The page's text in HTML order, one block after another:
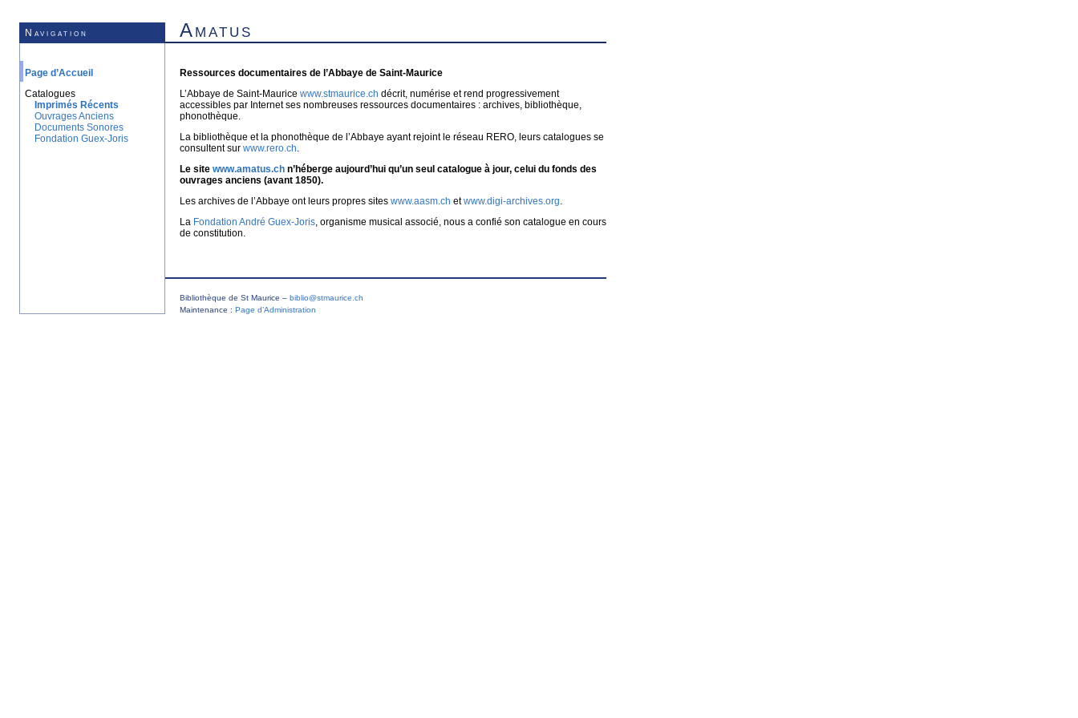
Navigation Amatus
Page d’Accueil
Catalogues
Imprimés Récents
Ouvrages Anciens
Documents Sonores
Fondation Guex-Joris
Ressources documentaires de l’Abbaye de Saint-Maurice
L’Abbaye de Saint-Maurice www.stmaurice.ch décrit, numérise et rend progressivement
accessibles par Internet ses nombreuses ressources documentaires : archives, bibliothèque,
phonothèque.
La bibliothèque et la phonothèque de l’Abbaye ayant rejoint le réseau RERO, leurs catalogues se
consultent sur www.rero.ch.
Le site www.amatus.ch n’héberge aujourd’hui qu’un seul catalogue à jour, celui du fonds des
ouvrages anciens (avant 1850).
Les archives de l’Abbaye ont leurs propres sites www.aasm.ch etwww.digi-archives.org.
La Fondation André Guex-Joris, organisme musical associé, nous a confié son catalogue en cours
de constitution.
Bibliothèque de St Maurice – biblio@stmaurice.ch
Maintenance : Page d’Administration